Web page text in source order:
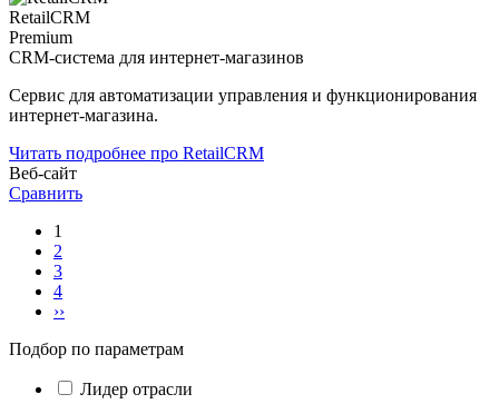
RetailCRM
Premium
CRM-система для интернет-магазинов
Сервис для автоматизации управления и функционирования
интернет-магазина.
Читать подробнее про RetailCRM
Веб-сайт
Сравнить
1
2
3
4
››
Подбор по параметрам
Лидер отрасли